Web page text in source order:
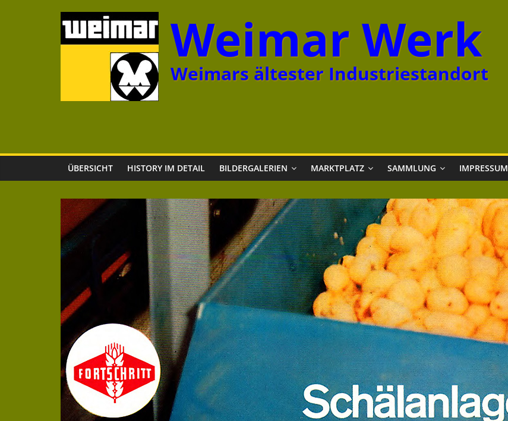
Weimar Werk
Weimars ältester Industriestandort
ÜBERSICHT HISTORY IM DETAIL BILDERGALERIEN MARKTPLATZ SAMMLUNG IMPRESSUM